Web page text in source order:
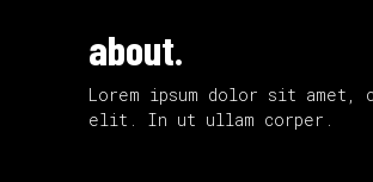
about.
Lorem ipsum dolor sit amet,
elit. In ut ullam corper.